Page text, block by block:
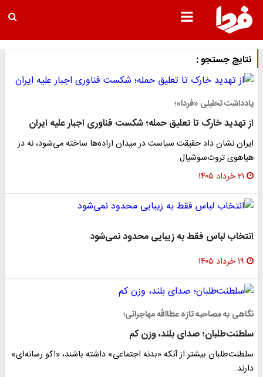
نتایج جستجو :
یادداشت تحلیلی «فردا»؛
از تهدید خارک تا تعلیق حمله؛ شکست فناوری اجبار علیه ایران
ایران نشان داد حقیقت سیاست در میدان اراده‌ها ساخته می‌شود، نه در
هیاهوی تروث‌سوشیال.
۲۱ خرداد ۱۴۰۵
انتخاب لباس فقط به زیبایی محدود نمی‌شود
۱۹ خرداد ۱۴۰۵
نگاهی به مصاحبه تازه عطاالله مهاجرانی؛
سلطنت‌طلبان؛ صدای بلند، وزن کم
سلطنت‌طلبان بیشتر از آنکه «بدنه اجتماعی» داشته باشند، «اکو رسانه‌ای»
دارند.